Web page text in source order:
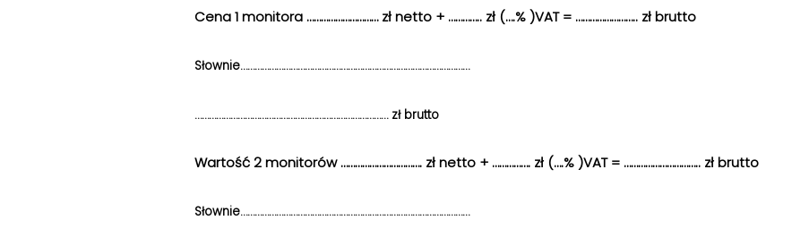
Cena 1 monitora ………………………… zł netto + ………….. zł (….% )VAT = …………………….. zł brutto
Słownie……………………………………………………………………………………
……………………………………………………………………… zł brutto
Wartość 2 monitorów ……………………………. zł netto + ……………. zł (….% )VAT = ………………………….. zł brutto
Słownie……………………………………………………………………………………